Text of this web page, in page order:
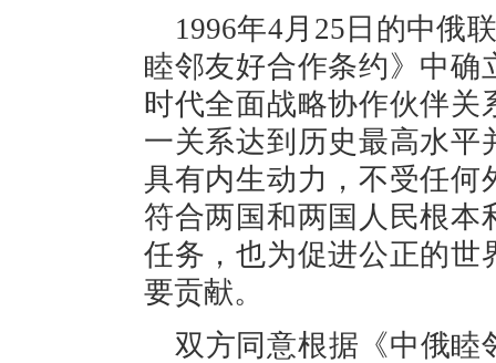
1996年4月25日的中俄
睦邻友好合作条约》中确
时代全面战略协作伙伴关
一关系达到历史最高水平
具有内生动力，不受任何
符合两国和两国人民根本
任务，也为促进公正的世
要贡献。
双方同意根据《中俄睦